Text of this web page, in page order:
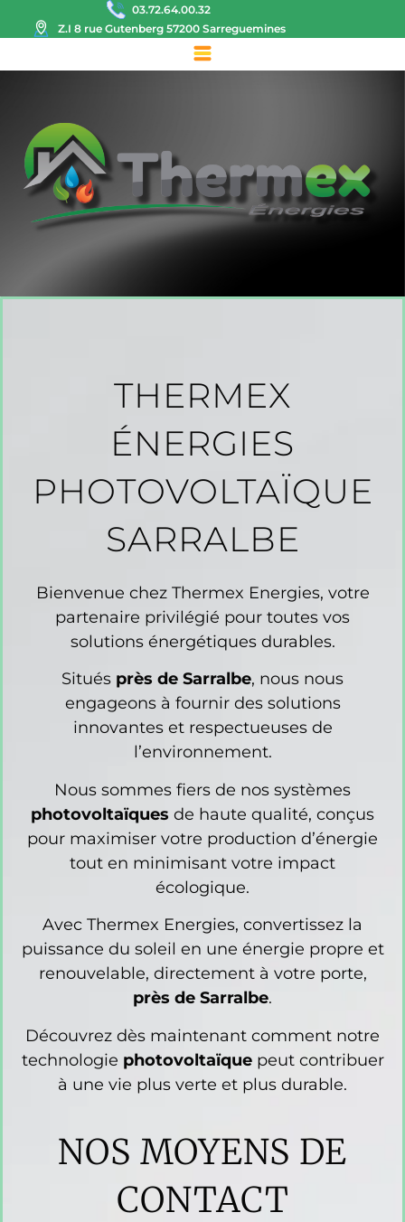
03.72.64.00.32
Z.I 8 rue Gutenberg 57200 Sarreguemines
THERMEX
ÉNERGIES
PHOTOVOLTAÏQUE
SARRALBE
Bienvenue chez Thermex Energies, votre
partenaire privilégié pour toutes vos
solutions énergétiques durables.
Situés près de Sarralbe, nous nous
engageons à fournir des solutions
innovantes et respectueuses de
l’environnement.
Nous sommes fiers de nos systèmes
photovoltaïques de haute qualité, conçus
pour maximiser votre production d’énergie
tout en minimisant votre impact
écologique.
Avec Thermex Energies, convertissez la
puissance du soleil en une énergie propre et
renouvelable, directement à votre porte,
près de Sarralbe.
Découvrez dès maintenant comment notre
technologie photovoltaïquepeut contribuer
à une vie plus verte et plus durable.
NOS MOYENS DE
CONTACT